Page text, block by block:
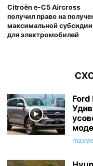
Citroën e-C5 Aircross
получил право на
максимальной субсидии
для электромобилей